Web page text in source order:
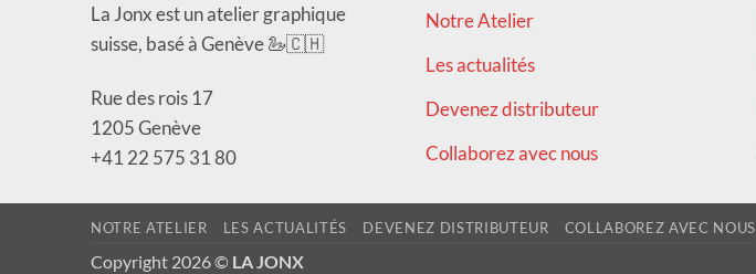
La Jonx est un atelier graphique
suisse, basé à Genève 🦢🇨🇭
Rue des rois 17
1205 Genève
+41 22 575 31 80
Notre Atelier
Les actualités
Devenez distributeur
Collaborez avec nous
NOTRE ATELIER LES ACTUALITÉS DEVENEZ DISTRIBUTEUR COLLABOREZ AVEC NOUS
Copyright 2026 © LA JONX